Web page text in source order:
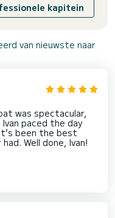
kapitein
van nieuwste naar
was spectacular,
paced the day
been the best
Well done, Ivan!